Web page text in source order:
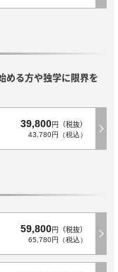
める方や独学に限界を
39,800円（税抜）
43,780円（税込）
59,800円（税抜）
65,780円（税込）